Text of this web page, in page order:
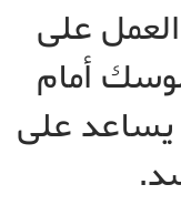
على
أمام
يساعد على